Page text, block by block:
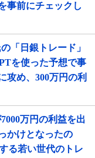
事前にチェックし
「日銀トレード」
を使った予想で事
攻め、300万円の利
万円の利益を出
かけとなったの
る若い世代のトレ